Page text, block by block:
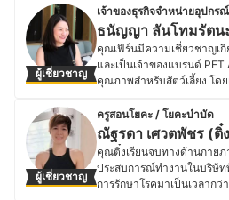
10 กว่าปีที่ผ่านมา คุณหยกได้
เรื่องคุณภาพข้าวและและกา
แบรนด์ด้วยใจรักเพื่อส่งมอ
ลูกค้าทั้งในไทยและต่างประ
สนับสนุนเกษตรกรไทย ควบ
ประวัติของ ศศินันท์ ล้วนว
แมวด้วยตัวเองมาหลายปี ท
ผลิตภัณฑ์สำหรับแมวอยู่เสม
เหมาะกับช่วงวัย ของเล่นที่
ช่วยให้การเลี้ยงแมวง่ายขึ้
ใหม่ ๆ และสังเกตพฤติกรรม
ความสุขและสุขภาพดี ซึ่งนอ
วันแล้ว คุณปุนยังสนุกกับการ
เลี้ยงแมวให้กับคนที่สนใจ ไม่
แมวมาเลี้ยง หรือคนที่อยากเ
สมให้กับแมวของตัวเอง
ประวัติของ ปาลิดา นุตปร
ผู้เชี่ยวชาญ
เจ้าของธุรกิจจำหน่ายอุปกร
ธนัญญา ลันโทมรัตน
คุณเฟิร์นมีความเชี่ยวชาญเ
และเป็นเจ้าของแบรนด์
คุณภาพสำหรับสัตว์เลี้ยง โด
เปียกสำหรับสัตว์เลี้ยง ซึ่งเป็น
จำหน่ายทิชชู่เปียกกลิ่นมะพร้
เลี้ยงมากว่า 20 ปี และควา
ให้ความสำคัญกับทั้งสุขภาพก
นอกจากการเลือกใช้สินค้า
การศึกษาหาข้อมูลเกี่ยวกับพ
ผู้เชี่ยวชาญ
ครูสอนโยคะ / โยคะบำบัด
ณัฐรดา เศวตพัชร (ติ๋
คุณติ๋งเรียนจบทางด้านกาย
ประสบการณ์ทำงานในบริษั
การรักษาโรคมาเป็นเวลาก